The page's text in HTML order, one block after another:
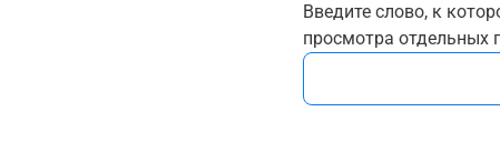
Введите слово, к
просмотра отдельных